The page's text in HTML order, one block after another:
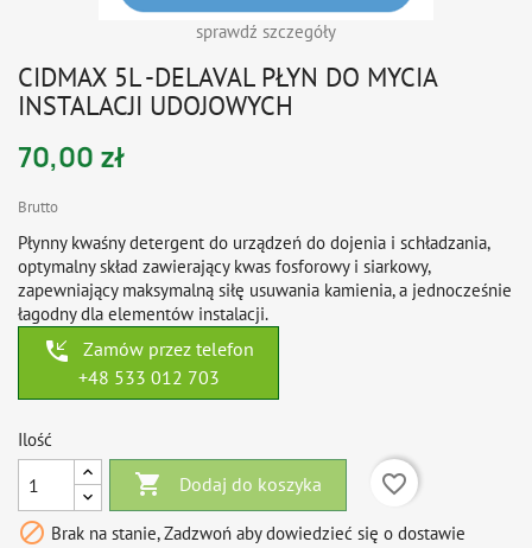
sprawdź szczegóły
CIDMAX 5L -DELAVAL PŁYN DO MYCIA
INSTALACJI UDOJOWYCH
70,00 zł
Brutto
Płynny kwaśny detergent do urządzeń do dojenia i schładzania,
optymalny skład zawierający kwas fosforowy i siarkowy,
zapewniający maksymalną siłę usuwania kamienia, a jednocześnie
łagodny dla elementów instalacji.
phone_callback
Zamów przez telefon
+48 533 012 703
Ilość
 Dodaj do koszyka
favorite_border
 Brak na stanie, Zadzwoń aby dowiedzieć się o dostawie